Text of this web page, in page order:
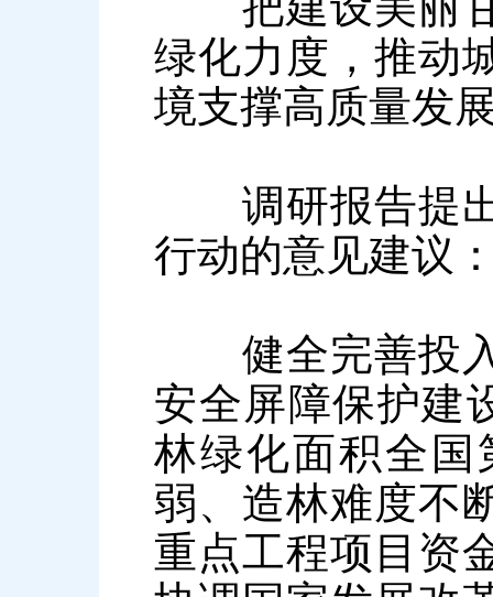
绿化力度，推动
境支撑高质量发
调研报告提出
行动的意见建议
健全完善投入
安全屏障保护建
林绿化面积全国
弱、造林难度不
重点工程项目资